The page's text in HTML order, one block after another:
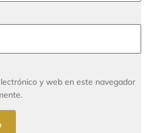
y web en este navegador